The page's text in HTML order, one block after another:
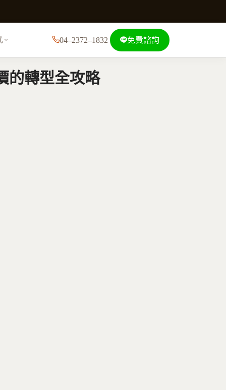
04–2372–1832 免費諮詢
的轉型全攻略